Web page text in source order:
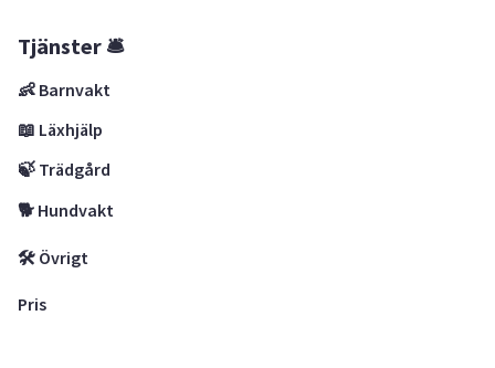
Tjänster 🛎
👶 Barnvakt
📖 Läxhjälp
🍃 Trädgård
🐕 Hundvakt
🛠 Övrigt
Pris